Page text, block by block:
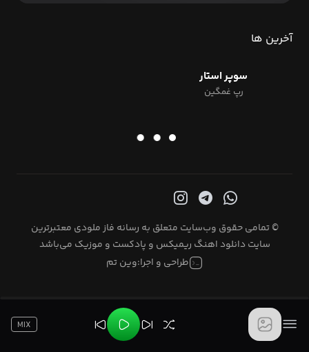
آخرین ها
سوپر استار
رپ غمگین
© تمامی حقوق وب‌سایت متعلق به رسانه فاز ملودی معتبرترین
سایت دانلود اهنگ ریمیکس و پادکست و موزیک می‌باشد
طراحی و اجرا:وین تم
MIX